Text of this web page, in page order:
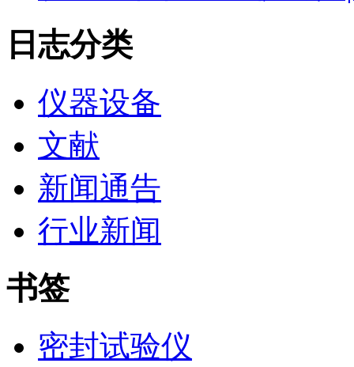
日志分类
仪器设备
文献
新闻通告
行业新闻
书签
密封试验仪